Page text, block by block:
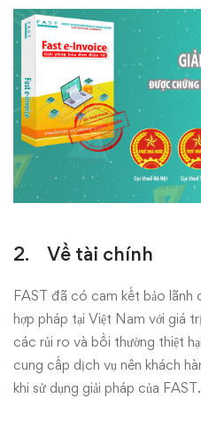
2. Về tài chính
FAST đã có cam kết bảo lãnh
hợp pháp tại Việt Nam với giá
các rủi ro và bồi thường thiệt
cung cấp dịch vụ nên khách
khi sử dụng giải pháp của FAST.